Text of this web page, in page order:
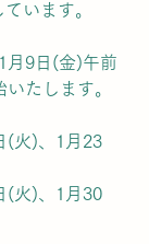
います。
月9日(金)午前
たします。
(火)、1月23
(火)、1月30